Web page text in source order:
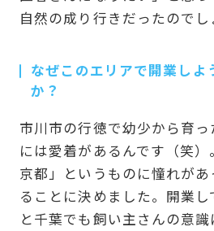
自然の成り行きだったのでし
なぜこのエリアで開業しよ
か？
市川市の行徳で幼少から育
には愛着があるんです（笑
京都」というものに憧れが
ることに決めました。開業
と千葉でも飼い主さんの意